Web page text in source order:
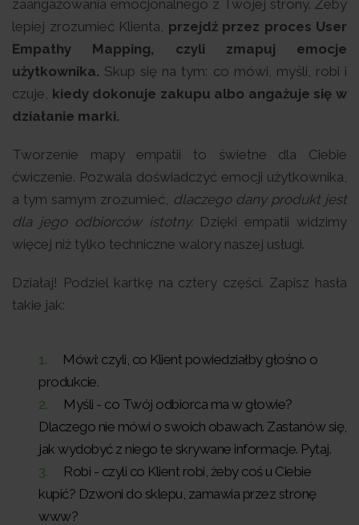
zaangażowania emocjonalnego z Twojej strony. Żeby
lepiej zrozumieć Klienta, przejdź przez proces User
Empathy Mapping, czyli zmapuj emocje
użytkownika. Skup się na tym: co mówi, myśli, robi i
czuje, kiedy dokonuje zakupu albo angażuje się w
działanie marki.
Tworzenie mapy empatii to świetne dla Ciebie
ćwiczenie. Pozwala doświadczyć emocji użytkownika,
a tym samym zrozumieć,
dlaczego dany produkt jest
dla jego odbiorców istotny.Dzięki empatii widzimy
więcej niż tylko techniczne walory naszej usługi.
Działaj! Podziel kartkę na cztery części. Zapisz hasła
takie jak:
Mówi: czyli, co Klient powiedziałby głośno o
produkcie.
Myśli - co Twój odbiorca ma w głowie?
Dlaczego nie mówi o swoich obawach. Zastanów się,
jak wydobyć z niego te skrywane informacje. Pytaj.
Robi - czyli co Klient robi, żeby coś u Ciebie
kupić? Dzwoni do sklepu, zamawia przez stronę
www?